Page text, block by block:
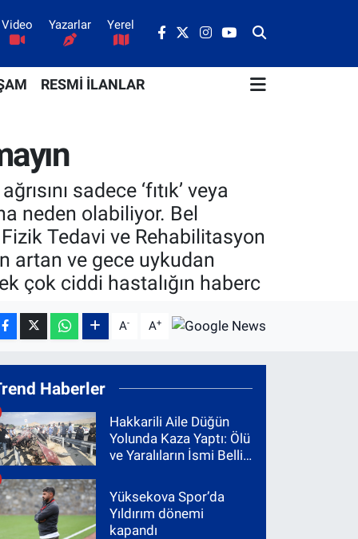
Video Yazarlar Yerel
RESMİ İLANLAR
sadece ‘fıtık’ veya
neden olabiliyor. Bel
Tedavi ve Rehabilitasyon
artan ve gece uykudan
çok ciddi hastalığın haberc
A- A+
Haberler
Hakkarili Aile Düğün
Yolunda Kaza Yaptı: Ölü
ve Yaralıların İsmi Belli
Yüksekova Spor’da
Yıldırım dönemi
kapandı